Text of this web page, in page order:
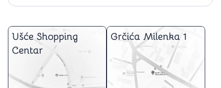
Ušće Shopping
Centar
Grčića Milenka 1